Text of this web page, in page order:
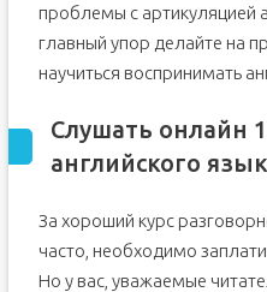
проблемы с артикуляцией
главный упор делайте на
научиться воспринимать
Слушать онлайн
английского
За хороший курс
часто, необходимо
Но у вас, уважаемые